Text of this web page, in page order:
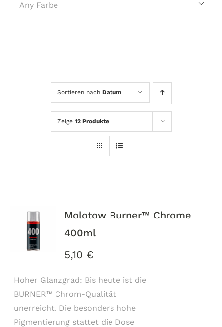
Sortieren nach Datum
Zeige 12 Produkte
Molotow Burner™ Chrome
400ml
5,10 €
Hoher Glanzgrad: Bis heute ist die
BURNER™ Chrom-Qualität
unerreicht. Die besonders hohe
Pigmentierung stattet die Dose
Any Farbe 